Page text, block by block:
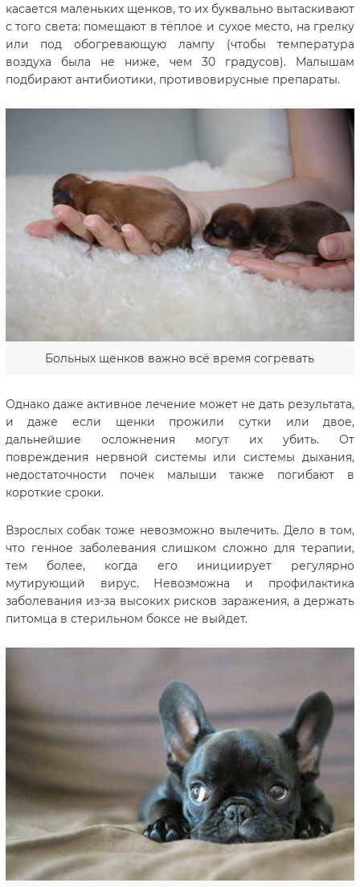
касается маленьких щенков, то их буквально вытаскивают
с того света: помещают в тёплое и сухое место, на грелку
или под обогревающую лампу (чтобы температура
воздуха была не ниже, чем 30 градусов). Малышам
подбирают антибиотики, противовирусные препараты.
Больных щенков важно всё время согревать
Однако даже активное лечение может не дать результата,
и даже если щенки прожили сутки или двое,
дальнейшие осложнения могут их убить. От
повреждения нервной системы или системы дыхания,
недостаточности почек малыши также погибают в
короткие сроки.
Взрослых собак тоже невозможно вылечить. Дело в том,
что генное заболевания слишком сложно для терапии,
тем более, когда его инициирует регулярно
мутирующий вирус. Невозможна и профилактика
заболевания из-за высоких рисков заражения, а держать
питомца в стерильном боксе не выйдет.